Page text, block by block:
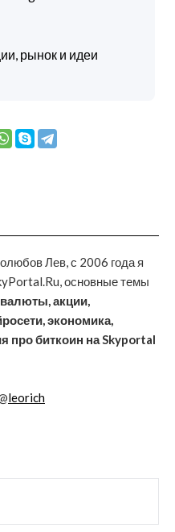
рынок и идеи
Лев, с 2006 года я
основные темы
акции,
экономика,
про биткоин на Skyportal
leorich